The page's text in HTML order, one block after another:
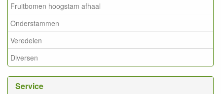
Fruitbomen hoogstam afhaal
Onderstammen
Veredelen
Diversen
Service